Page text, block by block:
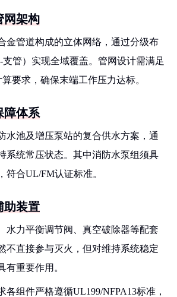
网架构
金管道构成的立体网络，通过分级布
管）实现全域覆盖。管网设计需满足
要求，确保末端工作压力达标。
障体系
水池及增压泵站的复合供水方案，通
系统常压状态。其中消防水泵组须具
符合UL/FM认证标准。
助装置
水力平衡调节阀、真空破除器等配套
不直接参与灭火，但对维持系统稳定
有重要作用。
各组件严格遵循UL199/NFPA13标准，